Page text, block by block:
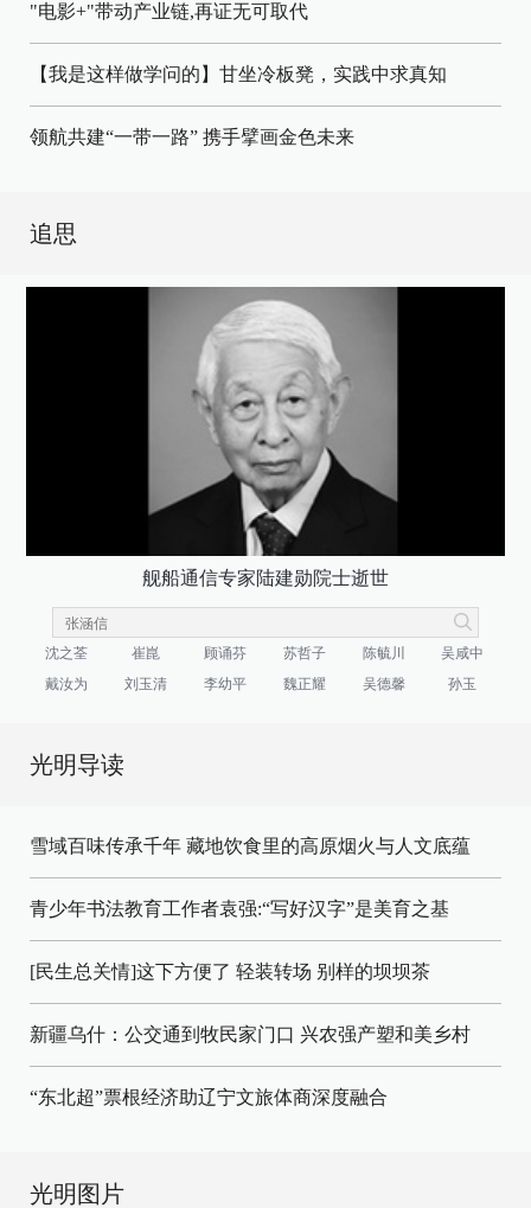
"电影+"带动产业链,再证无可取代
【我是这样做学问的】甘坐冷板凳，实践中求真知
领航共建“一带一路” 携手擘画金色未来
追思
舰船通信专家陆建勋院士逝世
沈之荃 崔崑 顾诵芬 苏哲子 陈毓川
吴咸中
戴汝为
刘玉清 李幼平 魏正耀 吴德馨 孙玉
光明导读
雪域百味传承千年 藏地饮食里的高原烟火与人文底蕴
青少年书法教育工作者袁强:“写好汉字”是美育之基
[民生总关情]这下方便了 轻装转场 别样的坝坝茶
新疆乌什：公交通到牧民家门口 兴农强产塑和美乡村
“东北超”票根经济助辽宁文旅体商深度融合
光明图片